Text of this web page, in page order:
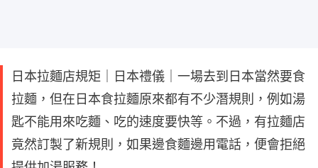
日本拉麵店規矩｜日本禮儀｜一場去到日本當然要食
拉麵，但在日本食拉麵原來都有不少潛規則，例如湯
匙不能用來吃麵、吃的速度要快等。不過，有拉麵店
竟然訂製了新規則，如果邊食麵邊用電話，便會拒絕